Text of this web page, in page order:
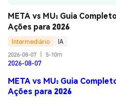
META vs MU: Guia
Ações para 2026
Intermediário
IA
2026-08-07
5-10m
2026-08-07
META vs MU: Guia
Ações para 2026